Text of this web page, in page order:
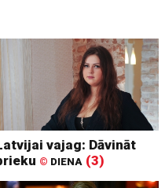
vajag: Dāvināt
© DIENA (3)